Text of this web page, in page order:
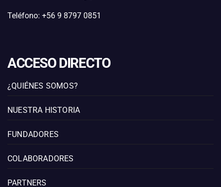
Teléfono: +56 9 8797 0851
ACCESO DIRECTO
¿QUIÉNES SOMOS?
NUESTRA HISTORIA
FUNDADORES
COLABORADORES
PARTNERS